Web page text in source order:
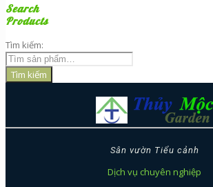
Search
Products
Tìm kiếm:
Tìm kiếm
Sân vườn Tiểu cảnh
Dịch vụ chuyên nghiệp